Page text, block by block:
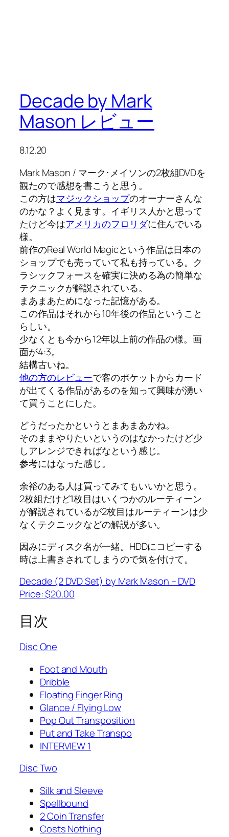
Decade by Mark
Mason レビュー
8.12.20
Mark Mason / マーク･メイソンの2枚組DVDを
観たので感想を書こうと思う。
この方はマジックショップのオーナーさんな
のかな？よく見ます。イギリス人かと思って
たけど今はアメリカのフロリダに住んでいる
様。
前作のReal World Magicという作品は日本の
ショップでも売っていて私も持っている。ク
ラシックフォースを確実に決める為の簡単な
テクニックが解説されている。
まあまあためになった記憶がある。
この作品はそれから10年後の作品ということ
らしい。
少なくとも今から12年以上前の作品の様。画
面が4:3。
結構古いね。
他の方のレビューで客のポケットからカード
が出てくる作品があるのを知って興味が湧い
て買うことにした。
どうだったかというとまあまあかね。
そのままやりたいというのはなかったけど少
しアレンジできればなという感じ。
参考にはなった感じ。
余裕のある人は買ってみてもいいかと思う。
2枚組だけど1枚目はいくつかのルーティーン
が解説されているが2枚目はルーティーンは少
なくテクニックなどの解説が多い。
因みにディスク名が一緒。HDDにコピーする
時は上書きされてしまうので気を付けて。
Decade (2 DVD Set) by Mark Mason – DVD
Price: $20.00
目次
Disc One
Foot and Mouth
Dribble
Floating Finger Ring
Glance / Flying Low
Pop Out Transposition
Put and Take Transpo
INTERVIEW 1
Disc Two
Silk and Sleeve
Spellbound
2 Coin Transfer
Costs Nothing